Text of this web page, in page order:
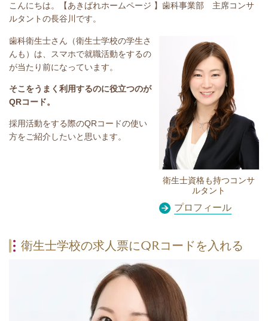
こんにちは。【あきばれホームページ 】歯科事業部 主席コンサ
ルタントの長谷川です。
衛生士資格も持つコンサ
ルタント
プロフィール
歯科衛生士さん（衛生士学校の学生さ
んも）は、スマホで就職活動をするの
が当たり前になっています。
そこをうまく利用するのに役立つのが
QRコード。
採用活動をする際のQRコードの使い
方をご紹介したいと思います。
衛生士学校の求人票にQRコードを入れる